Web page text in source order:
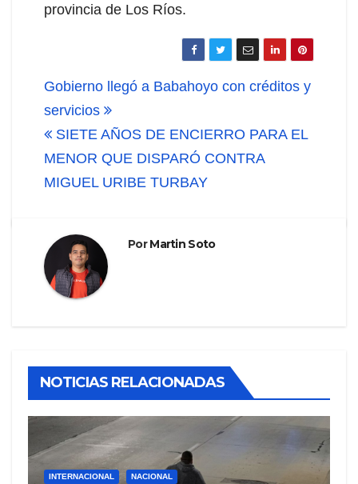
provincia de Los Ríos.
Navegación
de
entradas
Gobierno llegó a Babahoyo con créditos y
servicios
SIETE AÑOS DE ENCIERRO PARA EL
MENOR QUE DISPARÓ CONTRA
MIGUEL URIBE TURBAY
PorMartin Soto
NOTICIAS RELACIONADAS
INTERNACIONAL NACIONAL